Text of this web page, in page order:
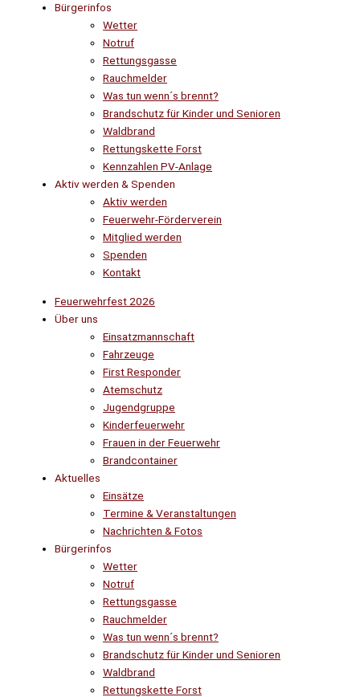
Bürgerinfos
Wetter
Notruf
Rettungsgasse
Rauchmelder
Was tun wenn´s brennt?
Brandschutz für Kinder und Senioren
Waldbrand
Rettungskette Forst
Kennzahlen PV-Anlage
Aktiv werden & Spenden
Aktiv werden
Feuerwehr-Förderverein
Mitglied werden
Spenden
Kontakt
Feuerwehrfest 2026
Über uns
Einsatzmannschaft
Fahrzeuge
First Responder
Atemschutz
Jugendgruppe
Kinderfeuerwehr
Frauen in der Feuerwehr
Brandcontainer
Aktuelles
Einsätze
Termine & Veranstaltungen
Nachrichten & Fotos
Bürgerinfos
Wetter
Notruf
Rettungsgasse
Rauchmelder
Was tun wenn´s brennt?
Brandschutz für Kinder und Senioren
Waldbrand
Rettungskette Forst